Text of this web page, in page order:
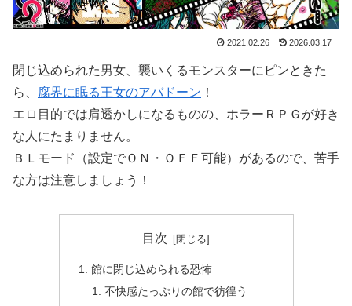
2021.02.26 2026.03.17
閉じ込められた男女、襲いくるモンスターにピンときた
ら、
腐界に眠る王女のアバドーン ！
エロ目的では肩透かしになるものの、ホラーＲＰＧが好き
な人にたまりません。
ＢＬモード（設定でＯＮ・ＯＦＦ可能）があるので、苦手
な方は注意しましょう！
目次
館に閉じ込められる恐怖
不快感たっぷりの館で彷徨う